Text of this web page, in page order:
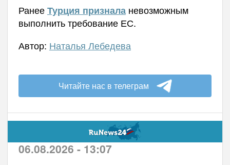
РанееТурция призналаневозможным
выполнить требование ЕС.
Автор: Наталья Лебедева
Читайте нас в телеграм
06.08.2026 - 13:07